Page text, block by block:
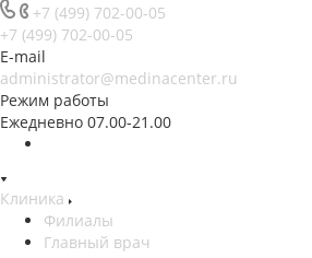
+7 (499) 702-00-05
+7 (499) 702-00-05
E-mail
administrator@medinacenter.ru
Режим работы
Ежедневно 07.00-21.00
Клиника
Филиалы
Главный врач